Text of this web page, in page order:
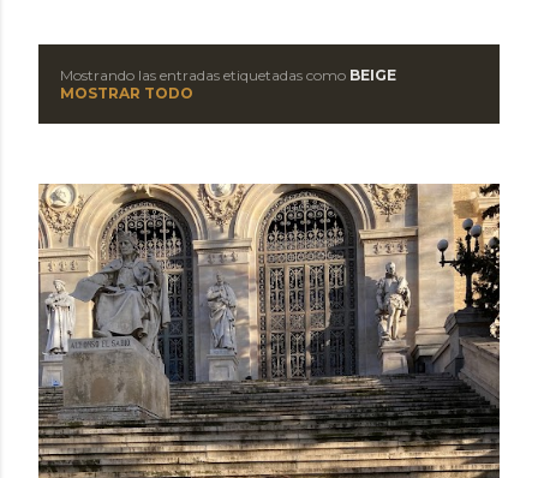
t
r
a
d
a
s
Mostrando las entradas etiquetadas como BEIGE
MOSTRAR TODO